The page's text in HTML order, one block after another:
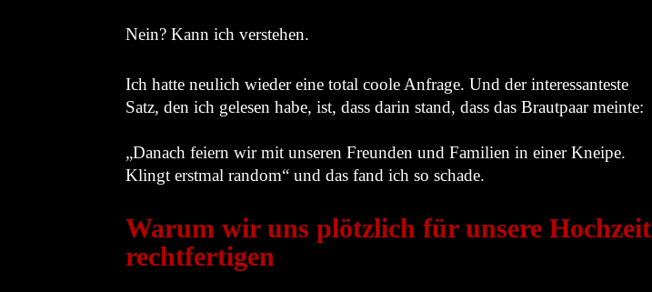
Nein? Kann ich verstehen.
Ich hatte neulich wieder eine total coole Anfrage. Und der interessanteste
Satz, den ich gelesen habe, ist, dass darin stand, dass das Brautpaar meinte:
„Danach feiern wir mit unseren Freunden und Familien in einer Kneipe.
Klingt erstmal random“ und das fand ich so schade.
Warum wir uns plötzlich für unsere Hochzeit
rechtfertigen